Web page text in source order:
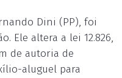
Dini (PP), foi
Ele altera a lei 12.826,
de autoria de
aluguel para